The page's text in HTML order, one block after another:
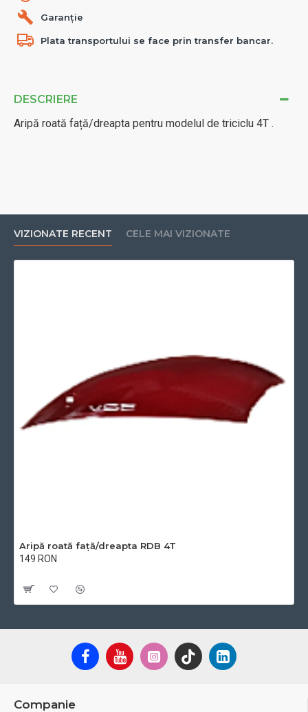
DESCRIERE
Aripă roată față/dreapta pentru modelul de triciclu 4T .
Garanție
Plata transportului se face prin transfer bancar.
VIZIONATE RECENT CELE MAI VIZIONATE
Aripă roată față/dreapta RDB 4T
149 RON
Companie